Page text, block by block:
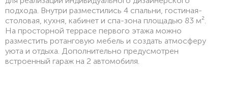
подхода. Внутри разместились 4 спальни, гостиная-
столовая, кухня, кабинет и спа-зона площадью 83 м².
На просторной террасе первого этажа можно
разместить ротанговую мебель и создать атмосферу
уюта и отдыха. Дополнительно предусмотрен
встроенный гараж на 2 автомобиля.